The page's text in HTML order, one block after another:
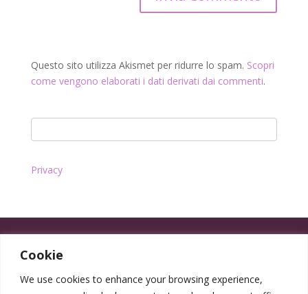
Cookie
We use cookies to enhance your browsing experience,
Questo sito utilizza Akismet per ridurre lo spam. Scopri
come vengono elaborati i dati derivati dai commenti.
Privacy